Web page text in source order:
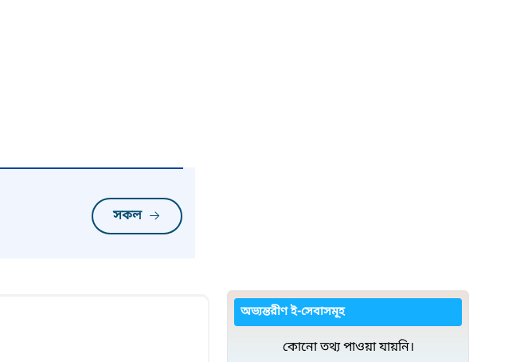
সকল
অভ্যন্তরীণ ই-সেবাসমূহ
কোনো তথ্য পাওয়া যায়নি।